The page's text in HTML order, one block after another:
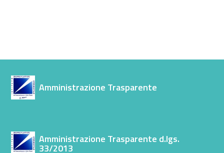
Amministrazione Trasparente
Amministrazione Trasparente d.lgs.
33/2013